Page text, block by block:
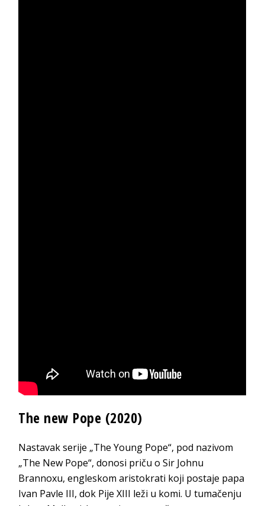
The new Pope (2020)
Nastavak serije „The Young Pope“, pod nazivom
„The New Pope“, donosi priču o Sir Johnu
Brannoxu, engleskom aristokrati koji postaje papa
Ivan Pavle III, dok Pije XIII leži u komi. U tumačenju